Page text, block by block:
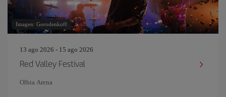
Imagen: Gorodenkoff
13 ago 2026 - 15 ago 2026
Red Valley Festival
Olbia Arena